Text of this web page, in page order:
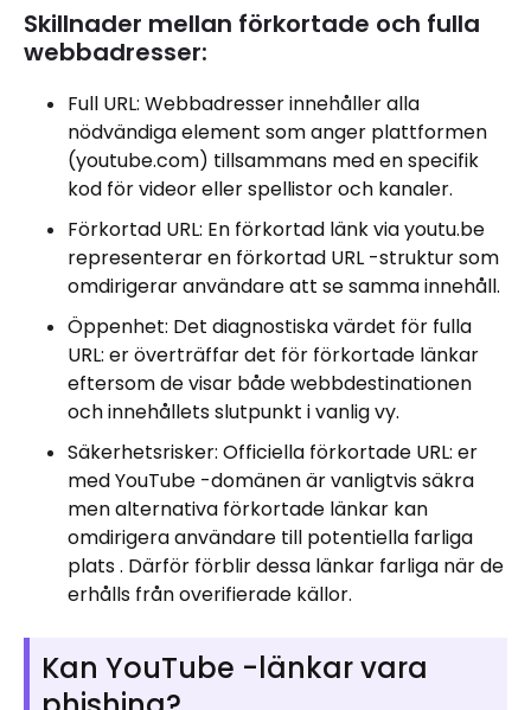
Skillnader mellan förkortade och fulla
webbadresser:
Full URL: Webbadresser innehåller alla
nödvändiga element som anger plattformen
(youtube.com) tillsammans med en specifik
kod för videor eller spellistor och kanaler.
Förkortad URL: En förkortad länk via youtu.be
representerar en förkortad URL -struktur som
omdirigerar användare att se samma innehåll.
Öppenhet: Det diagnostiska värdet för fulla
URL: er överträffar det för förkortade länkar
eftersom de visar både webbdestinationen
och innehållets slutpunkt i vanlig vy.
Säkerhetsrisker: Officiella förkortade URL: er
med YouTube -domänen är vanligtvis säkra
men alternativa förkortade länkar kan
omdirigera användare till potentiella farliga
plats . Därför förblir dessa länkar farliga när de
erhålls från overifierade källor.
Kan YouTube -länkar vara